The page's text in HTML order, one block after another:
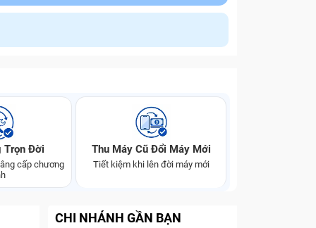
Trọn Đời
cấp chương
Thu Máy Cũ Đổi Máy Mới
Tiết kiệm khi lên đời máy mới
CHI NHÁNH GẦN BẠN